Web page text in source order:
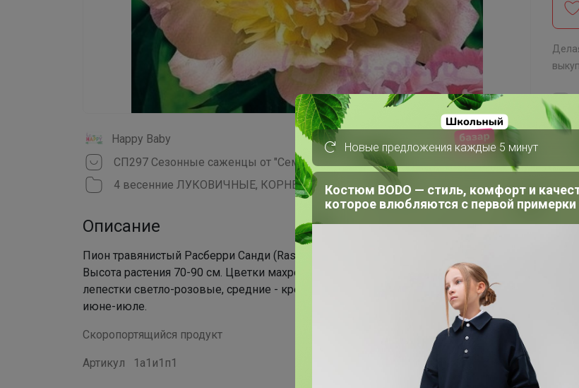
Happy Baby
4 весенние ЛУКОВИЧНЫЕ, КОРНЕВИЩА в упаковке
Описание
Пион травянистый Расберри Санди (Raspberry Sundae)
Высота растения 70-90 см. Цветки махровые, полушаровидной формы. Внешние
лепестки светло-розовые, средние - кремово-желтые, центр розовый. Цветут в
июне-июле.
Скоропортящийся продукт
Артикул 1а1и1п1
Новые предложения каждые 5 минут
Костюм BODO — стиль, комфорт и
которое влюбляются с первой примерки